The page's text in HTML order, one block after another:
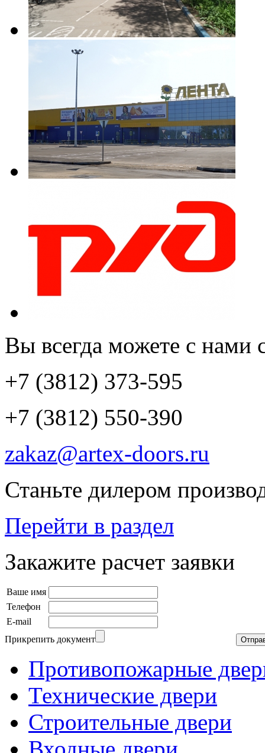
Вы всегда можете с нами
+7 (3812) 373-595
+7 (3812) 550-390
zakaz@artex-doors.ru
Станьте дилером
Перейти в раздел
Закажите расчет заявки
Ваше имя
Телефон
E-mail
Прикрепить документ
Противопожарные
Технические двери
Строительные двери